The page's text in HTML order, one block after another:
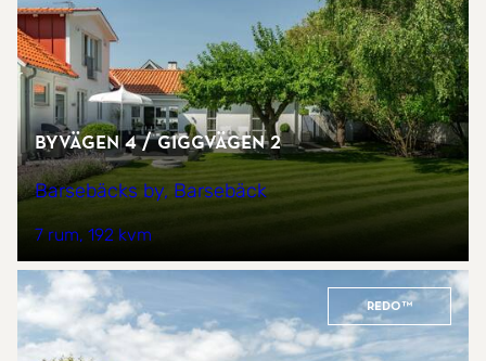
Byvägen 4 / Giggvägen 2
Barsebäcks by, Barsebäck
7 rum 192 kvm
REDO™